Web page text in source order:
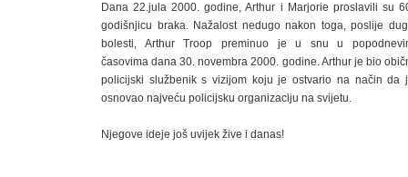
Dana 22.jula 2000. godine, Arthur i Marjorie proslavili su
godišnjicu braka. Nažalost nedugo nakon toga, poslije
bolesti, Arthur Troop preminuo je u snu u
časovima dana 30. novembra 2000. godine. Arthur je bio
policijski službenik s vizijom koju je ostvario na način da
osnovao najveću policijsku organizaciju na svijetu.
Njegove ideje još uvijek žive i danas!